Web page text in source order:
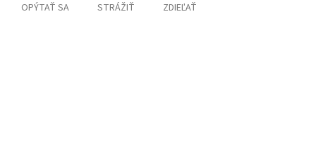
OPÝTAŤ SA STRÁŽIŤ ZDIEĽAŤ